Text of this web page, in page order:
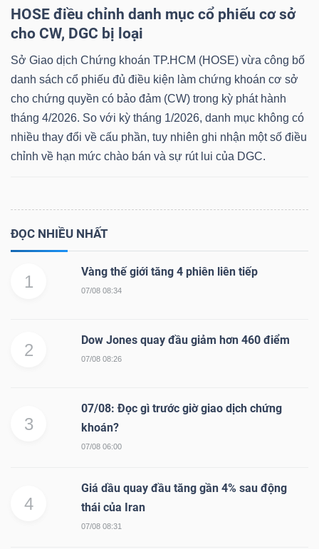
HOSE điều chỉnh danh mục cổ phiếu cơ sở
cho CW, DGC bị loại
Sở Giao dịch Chứng khoán TP.HCM (HOSE) vừa công bố
danh sách cổ phiếu đủ điều kiện làm chứng khoán cơ sở
cho chứng quyền có bảo đảm (CW) trong kỳ phát hành
tháng 4/2026. So với kỳ tháng 1/2026, danh mục không có
nhiều thay đổi về cấu phần, tuy nhiên ghi nhận một số điều
chỉnh về hạn mức chào bán và sự rút lui của DGC.
ĐỌC NHIỀU NHẤT
1
Vàng thế giới tăng 4 phiên liên tiếp
07/08 08:34
2
Dow Jones quay đầu giảm hơn 460 điểm
07/08 08:26
3
07/08: Đọc gì trước giờ giao dịch chứng
khoán?
07/08 06:00
4
Giá dầu quay đầu tăng gần 4% sau động
thái của Iran
07/08 08:31